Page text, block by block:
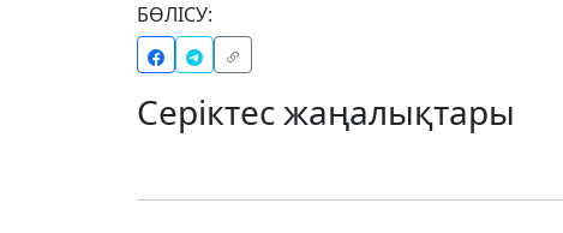
БӨЛІСУ:
Серіктес жаңалықтары